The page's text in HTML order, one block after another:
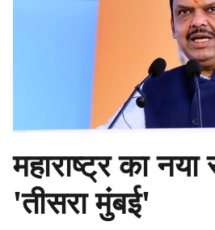
महाराष्ट्र का नया
'तीसरा मुंबई'